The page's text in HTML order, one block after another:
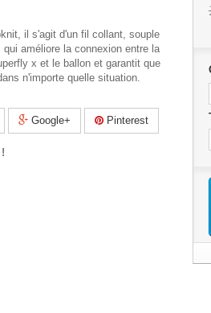
il s'agit d'un fil collant, souple
améliore la connexion entre la
x et le ballon et garantit que
n'importe quelle situation.
Google+ Pinterest